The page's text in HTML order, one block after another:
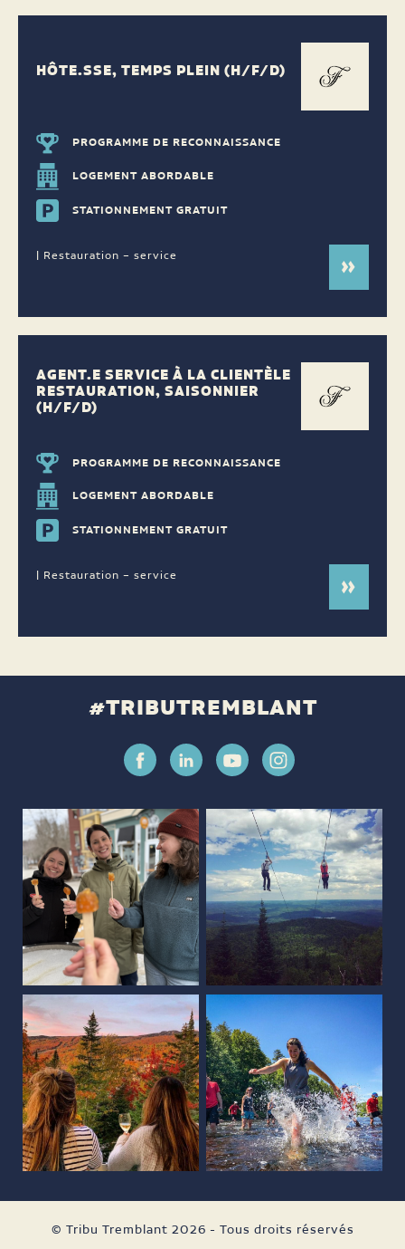
HÔTE.SSE, TEMPS PLEIN (H/F/D)
PROGRAMME DE RECONNAISSANCE
LOGEMENT ABORDABLE
STATIONNEMENT GRATUIT
| Restauration – service
AGENT.E SERVICE À LA CLIENTÈLE
RESTAURATION, SAISONNIER
(H/F/D)
PROGRAMME DE RECONNAISSANCE
LOGEMENT ABORDABLE
STATIONNEMENT GRATUIT
| Restauration – service
#TRIBUTREMBLANT
© Tribu Tremblant 2026 - Tous droits réservés